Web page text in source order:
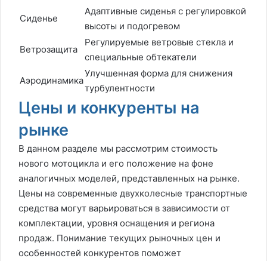
Сиденье
Адаптивные сиденья с регулировкой
высоты и подогревом
Ветрозащита
Регулируемые ветровые стекла и
специальные обтекатели
Аэродинамика
Улучшенная форма для снижения
турбулентности
Цены и конкуренты на
рынке
В данном разделе мы рассмотрим стоимость
нового мотоцикла и его положение на фоне
аналогичных моделей, представленных на рынке.
Цены на современные двухколесные транспортные
средства могут варьироваться в зависимости от
комплектации, уровня оснащения и региона
продаж. Понимание текущих рыночных цен и
особенностей конкурентов поможет